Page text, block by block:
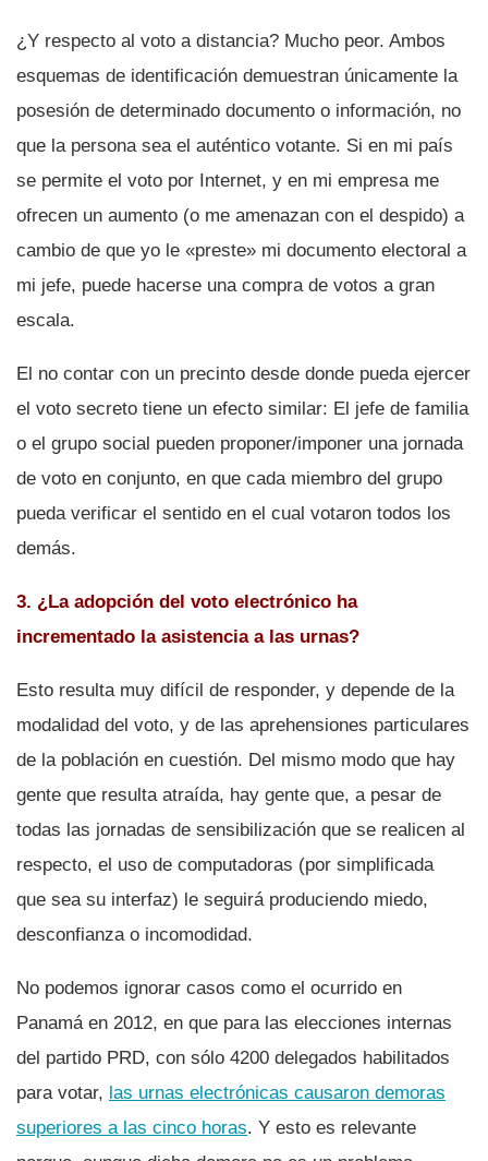
¿Y respecto al voto a distancia? Mucho peor. Ambos
esquemas de identificación demuestran únicamente la
posesión de determinado documento o información, no
que la persona sea el auténtico votante. Si en mi paí­s
se permite el voto por Internet, y en mi empresa me
ofrecen un aumento (o me amenazan con el despido) a
cambio de que yo le «preste» mi documento electoral a
mi jefe, puede hacerse una compra de votos a gran
escala.
El no contar con un precinto desde donde pueda ejercer
el voto secreto tiene un efecto similar: El jefe de familia
o el grupo social pueden proponer/imponer una jornada
de voto en conjunto, en que cada miembro del grupo
pueda verificar el sentido en el cual votaron todos los
demás.
3. ¿La adopción del voto electrónico ha
incrementado la asistencia a las urnas?
Esto resulta muy difí­cil de responder, y depende de la
modalidad del voto, y de las aprehensiones particulares
de la población en cuestión. Del mismo modo que hay
gente que resulta atraí­da, hay gente que, a pesar de
todas las jornadas de sensibilización que se realicen al
respecto, el uso de computadoras (por simplificada
que sea su interfaz) le seguirá produciendo miedo,
desconfianza o incomodidad.
No podemos ignorar casos como el ocurrido en
Panamá en 2012, en que para las elecciones internas
del partido PRD, con sólo 4200 delegados habilitados
para votar, las urnas electrónicas causaron demoras
superiores a las cinco horas. Y esto es relevante